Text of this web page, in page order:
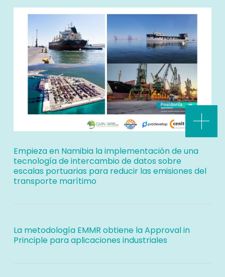
Empieza en Namibia la implementación de una
tecnología de intercambio de datos sobre
escalas portuarias para reducir las emisiones del
transporte marítimo
La metodología EMMR obtiene la Approval in
Principle para aplicaciones industriales